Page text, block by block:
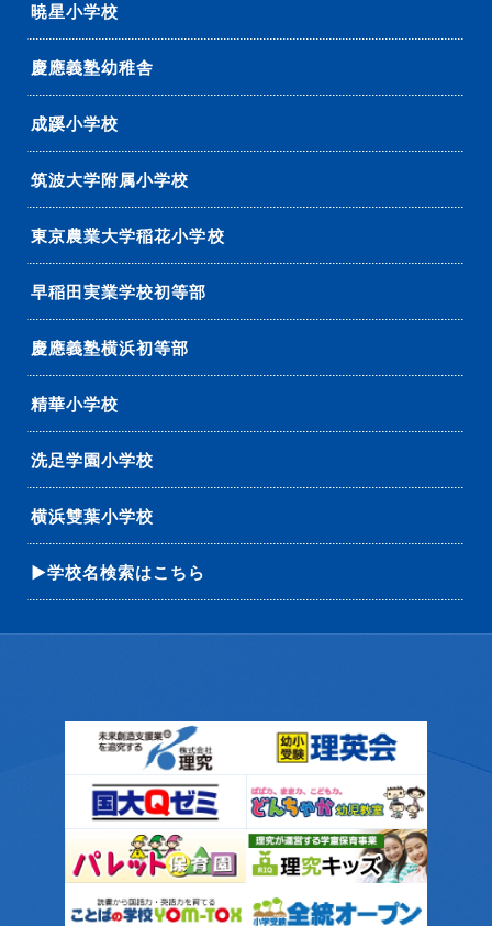
暁星小学校
慶應義塾幼稚舎
成蹊小学校
筑波大学附属小学校
東京農業大学稲花小学校
早稲田実業学校初等部
慶應義塾横浜初等部
精華小学校
洗足学園小学校
横浜雙葉小学校
▶学校名検索はこちら